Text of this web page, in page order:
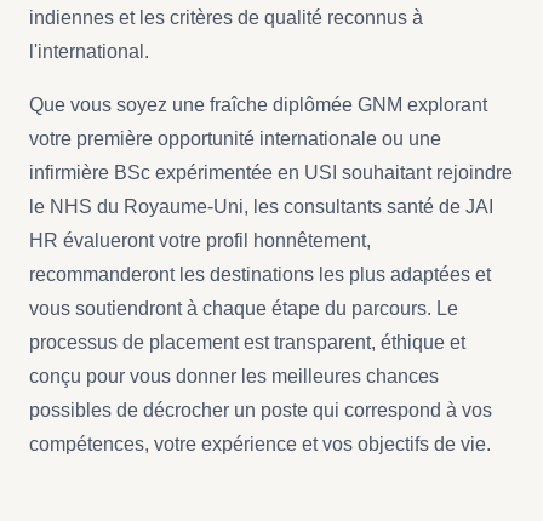
indiennes et les critères de qualité reconnus à
l'international.
Que vous soyez une fraîche diplômée GNM explorant
votre première opportunité internationale ou une
infirmière BSc expérimentée en USI souhaitant rejoindre
le NHS du Royaume-Uni, les consultants santé de JAI
HR évalueront votre profil honnêtement,
recommanderont les destinations les plus adaptées et
vous soutiendront à chaque étape du parcours. Le
processus de placement est transparent, éthique et
conçu pour vous donner les meilleures chances
possibles de décrocher un poste qui correspond à vos
compétences, votre expérience et vos objectifs de vie.